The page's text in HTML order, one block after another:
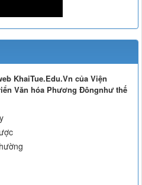
KhaiTue.Edu.Vn của Viện
Văn hóa Phương Đôngnhư thế